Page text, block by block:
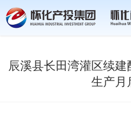
世界杯官网线上
辰溪县长田湾灌区续
生产月